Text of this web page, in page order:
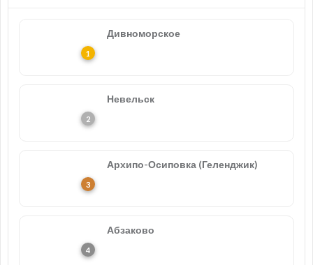
Дивноморское
Невельск
Архипо-Осиповка (Геленджик)
Абзаково